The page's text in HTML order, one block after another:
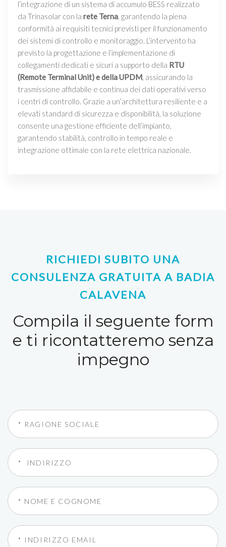
l’integrazione di un sistema di accumulo BESS realizzato
da Trinasolar con la rete Terna, garantendo la piena
conformità ai requisiti tecnici previsti per il funzionamento
dei sistemi di controllo e monitoraggio. L’intervento ha
previsto la progettazione e l’implementazione di
collegamenti dedicati e sicuri a supporto della RTU
(Remote Terminal Unit) e della UPDM, assicurando la
trasmissione affidabile e continua dei dati operativi verso
i centri di controllo. Grazie a un’architettura resiliente e a
elevati standard di sicurezza e disponibilità, la soluzione
consente una gestione efficiente dell’impianto,
garantendo stabilità, controllo in tempo reale e
integrazione ottimale con la rete elettrica nazionale.
RICHIEDI SUBITO UNA
CONSULENZA GRATUITA A BADIA
CALAVENA
Compila il seguente form
e ti ricontatteremo senza
impegno